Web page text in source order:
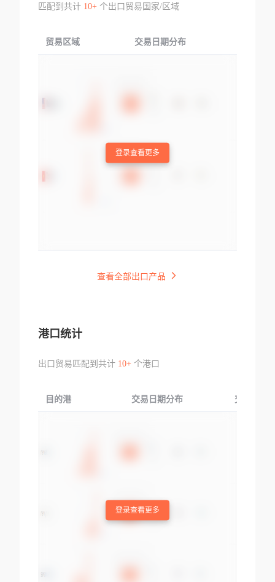
匹配到共计 10+个出口贸易国家/区域
贸易区域 交易日期分布
登录查看更多
查看全部出口产品
港口统计
出口贸易匹配到共计 10+个港口
目的港 交易日期分布 交易产品
登录查看更多